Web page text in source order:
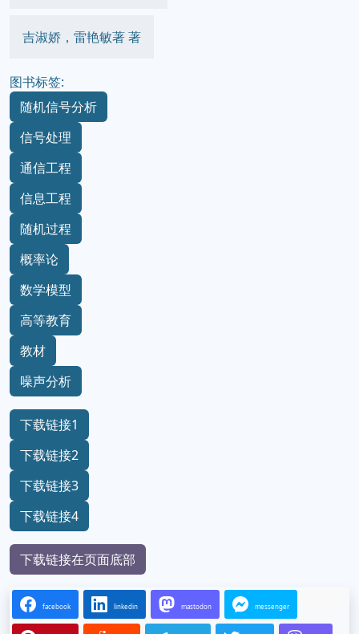
吉淑娇，雷艳敏著 著
图书标签:
随机信号分析
信号处理
通信工程
信息工程
随机过程
概率论
数学模型
高等教育
教材
噪声分析
下载链接1
下载链接2
下载链接3
下载链接4
下载链接在页面底部
facebook linkedin mastodon messenger